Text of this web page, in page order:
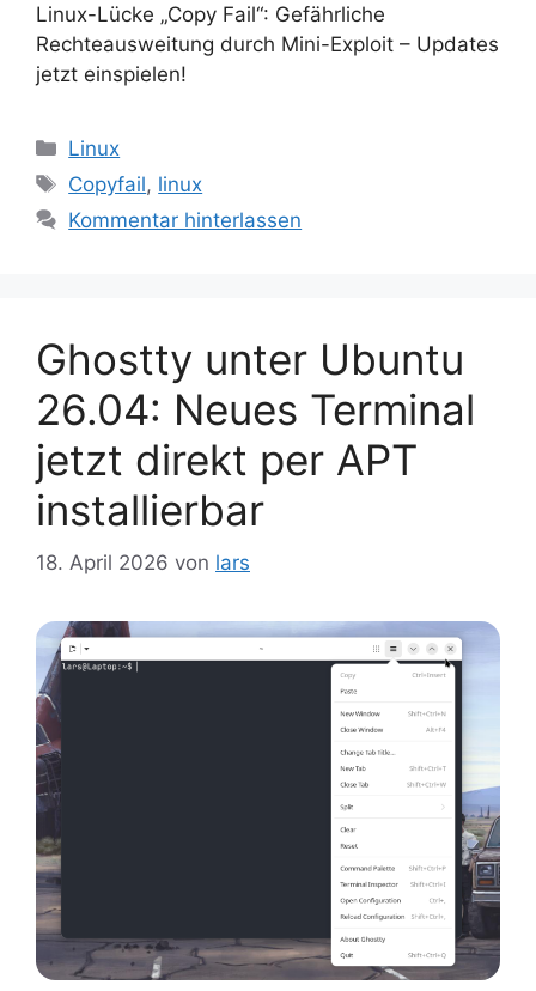
Linux-Lücke „Copy Fail“: Gefährliche
Rechteausweitung durch Mini-Exploit – Updates
jetzt einspielen!
Kategorien
Linux
Schlagwörter
Copyfail, linux
Kommentar hinterlassen
Ghostty unter Ubuntu
26.04: Neues Terminal
jetzt direkt per APT
installierbar
18. April 2026 von lars